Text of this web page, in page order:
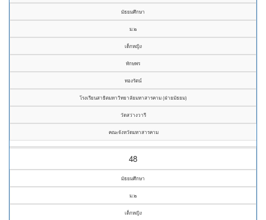
มัธยมศึกษา
ม.๒
เด็กหญิง
ทักษพร
ทองรัตน์
โรงเรียนสาธิตมหาวิทยาลัยมหาสารคาม (ฝ่ายมัธยม)
วัดสว่างวารี
คณะจังหวัดมหาสารคาม
48
มัธยมศึกษา
ม.๒
เด็กหญิง